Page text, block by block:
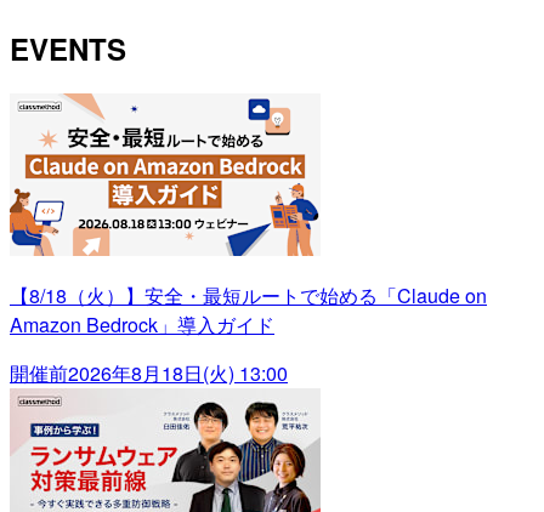
EVENTS
【8/18（火）】安全・最短ルートで始める「Claude on
Amazon Bedrock」導入ガイド
開催前2026年8月18日(火) 13:00